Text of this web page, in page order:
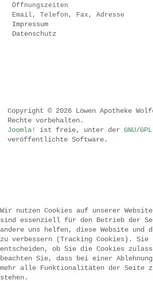
Öffnungszeiten
Email, Telefon, Fax, Adresse
Impressum
Datenschutz
Copyright © 2026 Löwen Apotheke
Rechte vorbehalten.
Joomla!
ist freie, unter der GNU/
veröffentlichte Software.
.
Wir nutzen Cookies auf unserer
sind essenziell für den Betrieb der
andere uns helfen, diese Website und
zu verbessern (Tracking Cookies). Sie
entscheiden, ob Sie die Cookies
beachten Sie, dass bei einer
mehr alle Funktionalitäten der Seite
stehen.